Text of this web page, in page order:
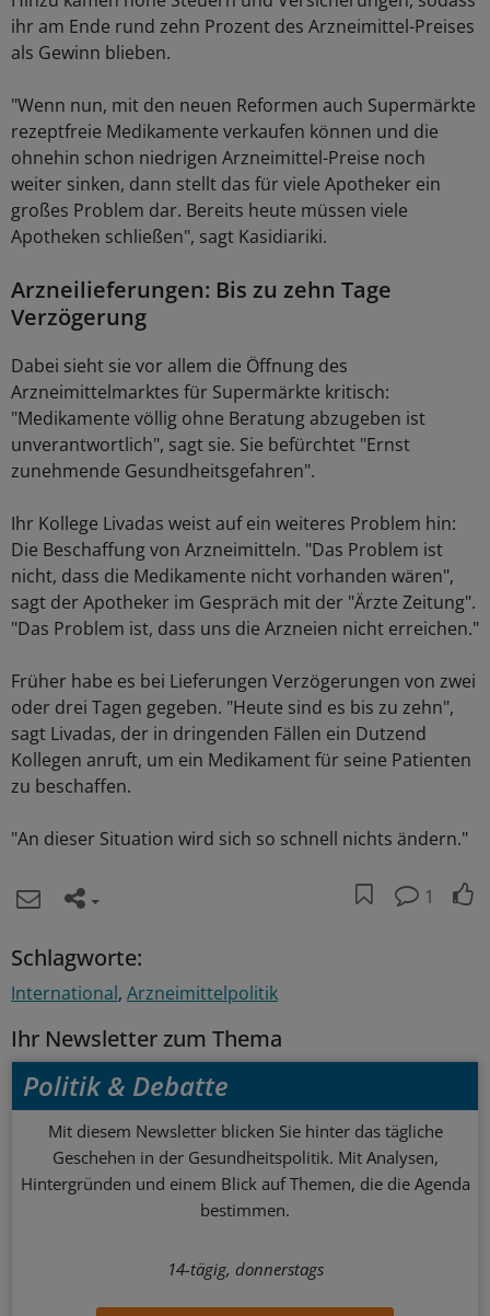
ihr am Ende rund zehn Prozent des Arzneimittel-Preises
als Gewinn blieben.
"Wenn nun, mit den neuen Reformen auch Supermärkte
rezeptfreie Medikamente verkaufen können und die
ohnehin schon niedrigen Arzneimittel-Preise noch
weiter sinken, dann stellt das für viele Apotheker ein
großes Problem dar. Bereits heute müssen viele
Apotheken schließen", sagt Kasidiariki.
Arzneilieferungen: Bis zu zehn Tage
Verzögerung
Dabei sieht sie vor allem die Öffnung des
Arzneimittelmarktes für Supermärkte kritisch:
"Medikamente völlig ohne Beratung abzugeben ist
unverantwortlich", sagt sie. Sie befürchtet "Ernst
zunehmende Gesundheitsgefahren".
Ihr Kollege Livadas weist auf ein weiteres Problem hin:
Die Beschaffung von Arzneimitteln. "Das Problem ist
nicht, dass die Medikamente nicht vorhanden wären",
sagt der Apotheker im Gespräch mit der "Ärzte Zeitung".
"Das Problem ist, dass uns die Arzneien nicht erreichen."
Früher habe es bei Lieferungen Verzögerungen von zwei
oder drei Tagen gegeben. "Heute sind es bis zu zehn",
sagt Livadas, der in dringenden Fällen ein Dutzend
Kollegen anruft, um ein Medikament für seine Patienten
zu beschaffen.
"An dieser Situation wird sich so schnell nichts ändern."
1
Schlagworte:
International Arzneimittelpolitik
Ihr Newsletter zum Thema
Politik & Debatte
Mit diesem Newsletter blicken Sie hinter das tägliche
Geschehen in der Gesundheitspolitik. Mit Analysen,
Hintergründen und einem Blick auf Themen, die die Agenda
bestimmen.
14-tägig, donnerstags